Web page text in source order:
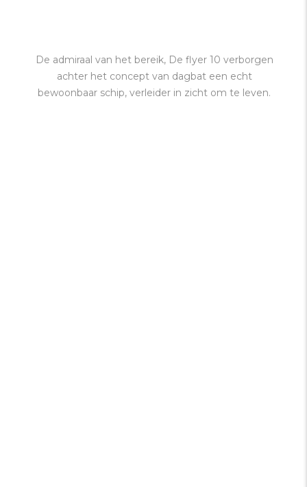
De admiraal van het bereik, De flyer 10 verborgen
achter het concept van dagbat een echt
bewoonbaar schip, verleider in zicht om te leven.